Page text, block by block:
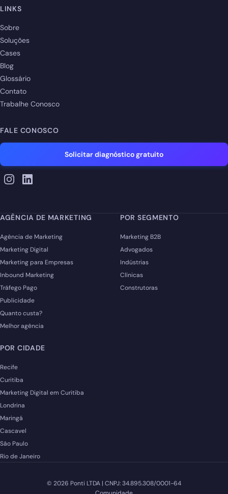
LINKS
Sobre
Soluções
Cases
Blog
Glossário
Contato
Trabalhe Conosco
FALE CONOSCO
Solicitar diagnóstico gratuito
AGÊNCIA DE MARKETING
Agência de Marketing
Marketing Digital
Marketing para Empresas
Inbound Marketing
Tráfego Pago
Publicidade
Quanto custa?
Melhor agência
POR SEGMENTO
Marketing B2B
Advogados
Indústrias
Clínicas
Construtoras
POR CIDADE
Recife
Curitiba
Marketing Digital em Curitiba
Londrina
Maringá
Cascavel
São Paulo
Rio de Janeiro
© 2026 Ponti LTDA | CNPJ: 34.895.308/0001-64